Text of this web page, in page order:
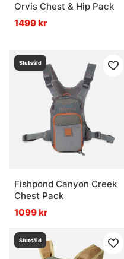
Orvis Chest & Hip Pack
1499 kr
Slutsåld
Fishpond Canyon Creek
Chest Pack
1099 kr
Slutsåld